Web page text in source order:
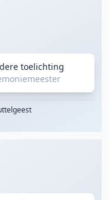
toelichting